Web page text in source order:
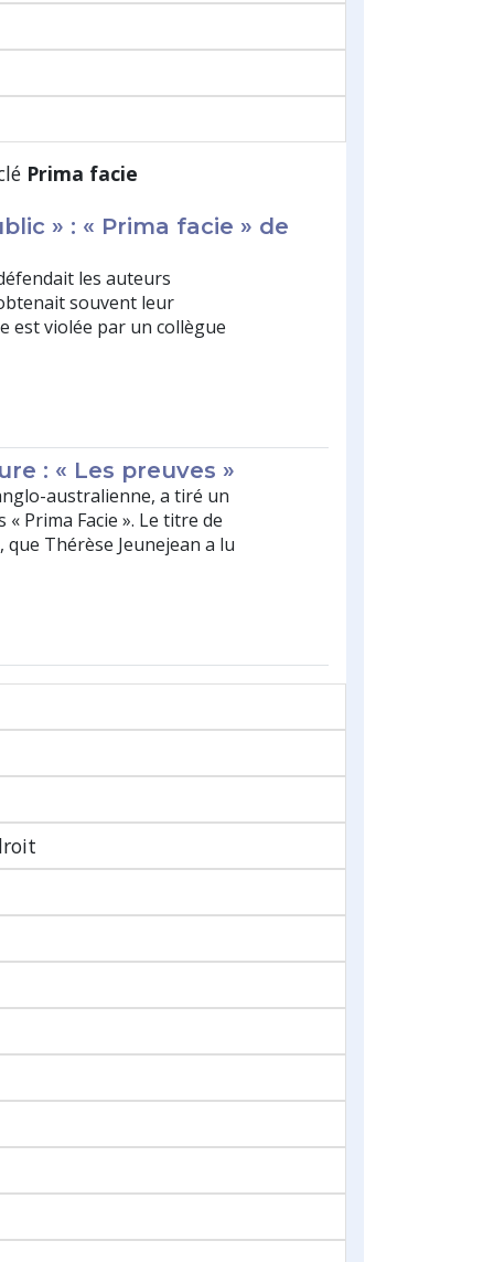
Prima facie
» : « Prima facie » de
les auteurs
souvent leur
est violée par un collègue
: « Les preuves »
australienne, a tiré un
« Prima Facie ». Le titre de
que Thérèse Jeunejean a lu